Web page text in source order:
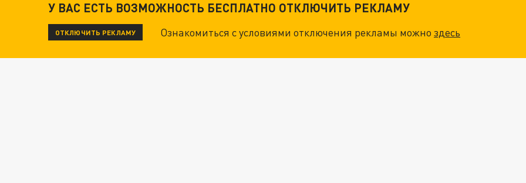
У ВАС ЕСТЬ ВОЗМОЖНОСТЬ БЕСПЛАТНО ОТКЛЮЧИТЬ РЕКЛАМУ
ОТКЛЮЧИТЬ РЕКЛАМУ Ознакомиться с условиями отключения рекламы можноздесь